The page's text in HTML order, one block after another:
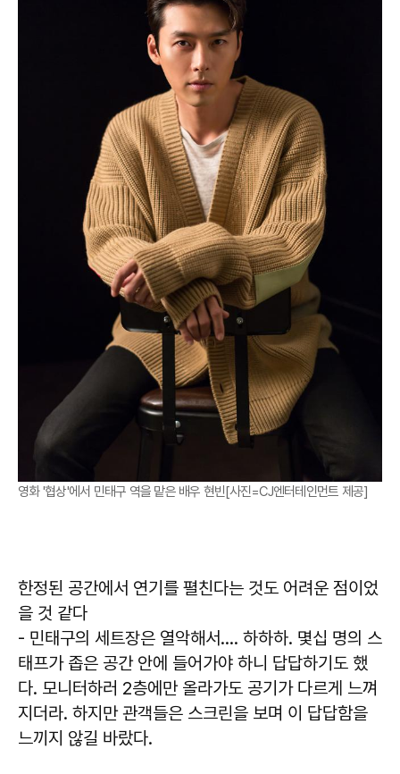
영화 '협상'에서 민태구 역을 맡은 배우 현빈[사진=CJ엔터테인먼트 제공]
한정된 공간에서 연기를 펼친다는 것도 어려운 점이었
을 것 같다
- 민태구의 세트장은 열악해서…. 하하하. 몇십 명의 스
태프가 좁은 공간 안에 들어가야 하니 답답하기도 했
다. 모니터하러 2층에만 올라가도 공기가 다르게 느껴
지더라. 하지만 관객들은 스크린을 보며 이 답답함을
느끼지 않길 바랐다.